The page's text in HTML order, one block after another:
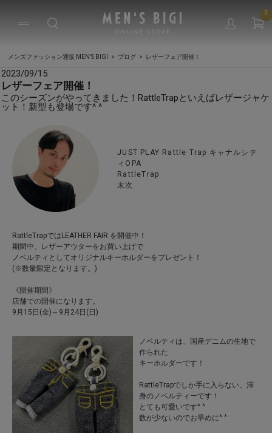
0
メンズファッション通販 MEN'S BIGI ブログ レザーフェア開催！
2023/09/15
レザーフェア開催！
このシーズンがやってきました！RattleTrapといえばレザージャケ
ット！新型も登場です^ ^
JUST PLAY Rattle Trap キャナルシテ
ィOPA
RattleTrap
末次
RattleTrapではLEATHER FAIR を開催中！
期間中、レザーアウターをお買い上げで
ノベルティとしてオリジナルキーホルダーをプレゼント！
(※数量限定となります。)
《開催期間》
店舗での開催になります。
9月15日(金)～9月24日(日)
ノベルティは、国産デニムの生地で
作られた
キーホルダーです！
RattleTrapでしか手に入らない、渾
身のノベルティーです！
とても可愛いです^ ^
数が少ないのでお早めに^ ^